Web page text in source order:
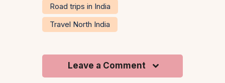
Road trips in India
Travel North India
Leave a Comment